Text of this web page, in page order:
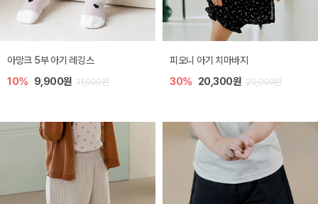
아망크 5부 아기 레깅스
10% 9,900원 11,000원
피오니 아기 치마바지
30% 20,300원 29,000원